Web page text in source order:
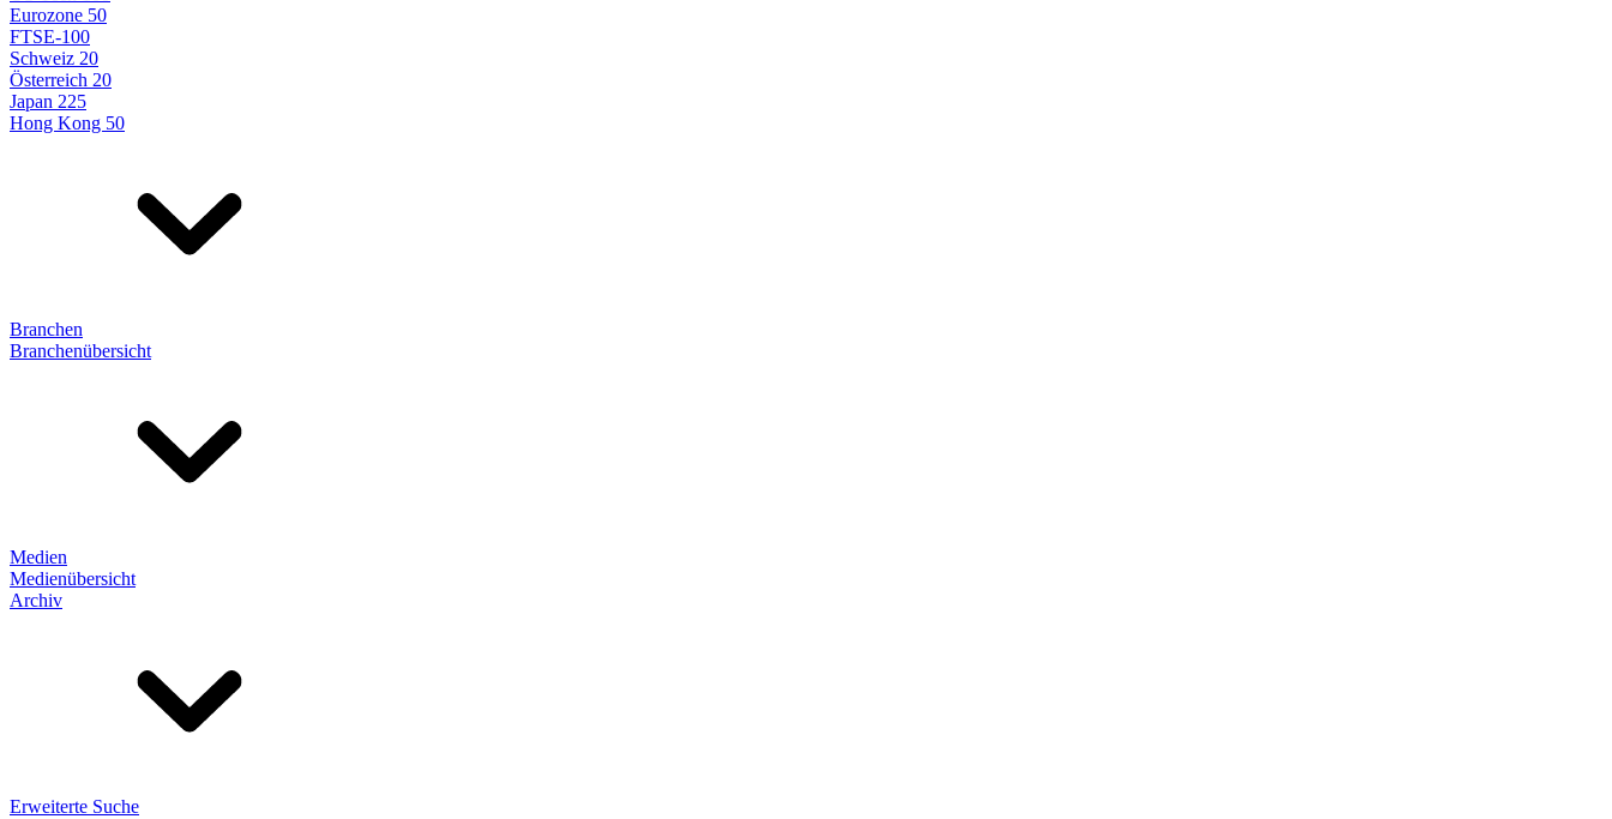
Eurozone 50
FTSE-100
Schweiz 20
Österreich 20
Japan 225
Hong Kong 50
Branchen
Branchenübersicht
Medien
Medienübersicht
Archiv
Erweiterte Suche